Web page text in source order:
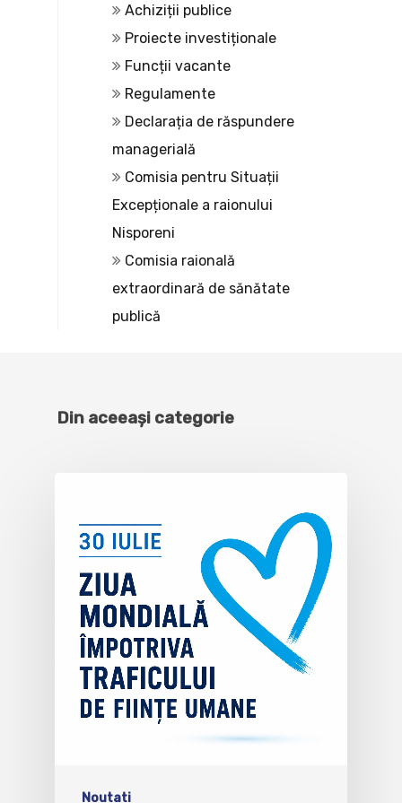
Achiziții publice
Proiecte investiționale
Funcții vacante
Regulamente
Declarația de răspundere
managerială
Comisia pentru Situații
Excepționale a raionului
Nisporeni
Comisia raională
extraordinară de sănătate
publică
Din aceeași categorie
Noutati